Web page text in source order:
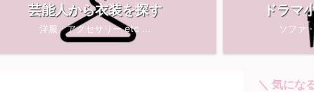
芸能人から衣装を探す
洋服・アクセサリー etc ...
ドラマ
ソファ
＼ 気にな